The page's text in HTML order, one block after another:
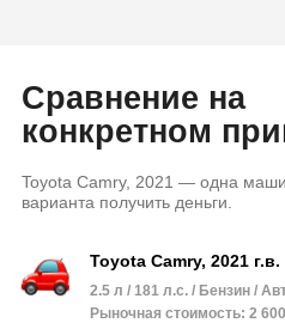
Сравнение на
конкретном
Toyota Camry, 2021 — одна
варианта получить деньги.
2.5 л / 181 л.с. / Бензин /
Рыночная стоимость: 2
Toyota Camry, 2021 г.в.